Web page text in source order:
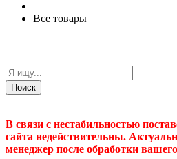
Все товары
Поиск
В связи с нестабильностью
сайта недействительны.
менеджер после обработки вашего